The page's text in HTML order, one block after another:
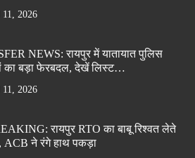
2026
NEWS: रायपुर में यातायात पुलिस
का बड़ा फेरबदल, देखें लिस्ट…
2026
रायपुर RTO का बाबू रिश्वत लेते
ACB ने रंगे हाथ पकड़ा